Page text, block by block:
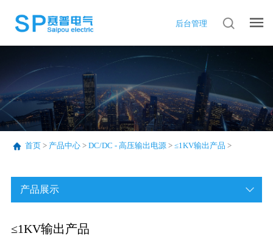
后台管理
首页> 产品中心> DC/DC - 高压输出电源> ≤1KV输出产品 >
产品展示
≤1KV输出产品